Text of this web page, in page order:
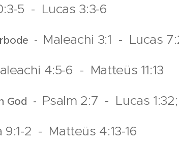
5 - Lucas 3:3-6
- Maleachi 3:1 - Lucas
4:5-6 - Matteüs 11:13
God - Psalm 2:7 - Lucas
9:1-2 - Matteüs 4:13-16